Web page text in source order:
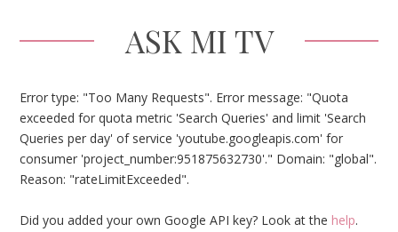
ASK MI TV
Error type: "Too Many Requests". Error message: "Quota
exceeded for quota metric 'Search Queries' and limit 'Search
Queries per day' of service 'youtube.googleapis.com' for
consumer 'project_number:951875632730'." Domain: "global".
Reason: "rateLimitExceeded".
Did you added your own Google API key? Look at the help.